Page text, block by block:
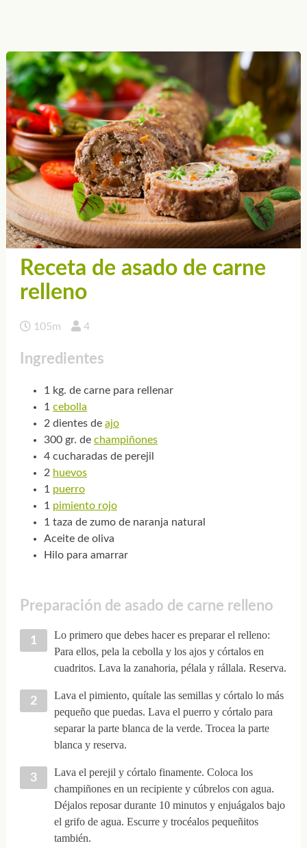
Receta de asado de carne
relleno
105m 4
Ingredientes
1 kg. de carne para rellenar
1 cebolla
2 dientes de ajo
300 gr. de champiñones
4 cucharadas de perejil
2 huevos
1 puerro
1 pimiento rojo
1 taza de zumo de naranja natural
Aceite de oliva
Hilo para amarrar
Preparación de asado de carne relleno
Lo primero que debes hacer es preparar el relleno:
Para ellos, pela la cebolla y los ajos y córtalos en
cuadritos. Lava la zanahoria, pélala y rállala. Reserva.
Lava el pimiento, quítale las semillas y córtalo lo más
pequeño que puedas. Lava el puerro y córtalo para
separar la parte blanca de la verde. Trocea la parte
blanca y reserva.
Lava el perejil y córtalo finamente. Coloca los
champiñones en un recipiente y cúbrelos con agua.
Déjalos reposar durante 10 minutos y enjuágalos bajo
el grifo de agua. Escurre y trocéalos pequeñitos
también.